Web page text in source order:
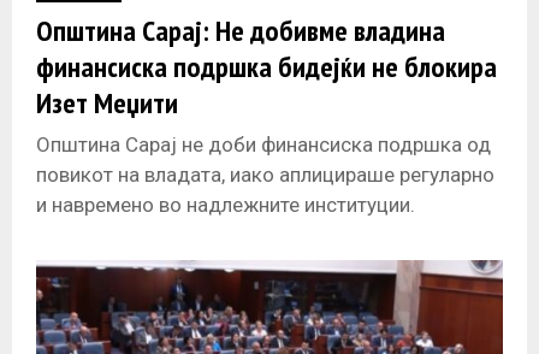
Општина Сарај: Не добивме владина
финансиска подршка бидејќи не блокира
Изет Меџити
Општина Сарај не доби финансиска подршка од
повикот на владата, иако аплицираше регуларно
и навремено во надлежните институции.
Министерството